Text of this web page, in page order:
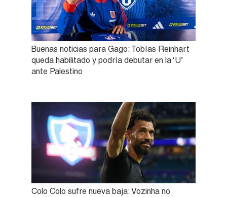
Buenas noticias para Gago: Tobías Reinhart
queda habilitado y podría debutar en la ‘U’
ante Palestino
Colo Colo sufre nueva baja: Vozinha no